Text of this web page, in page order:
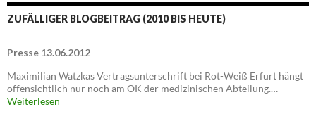
ZUFÄLLIGER BLOGBEITRAG (2010 BIS HEUTE)
Presse 13.06.2012
Maximilian Watzkas Vertragsunterschrift bei Rot-Weiß Erfurt hängt
offensichtlich nur noch am OK der medizinischen Abteilung.…
Weiterlesen